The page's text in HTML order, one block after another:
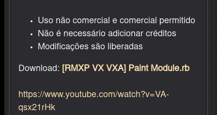
Uso não comercial e comercial permitido
Não é necessário adicionar créditos
Modificações são liberadas
Download: [RMXP VX VXA] Paint Module.rb
https://www.youtube.com/watch?v=VA-
qsx21rHk